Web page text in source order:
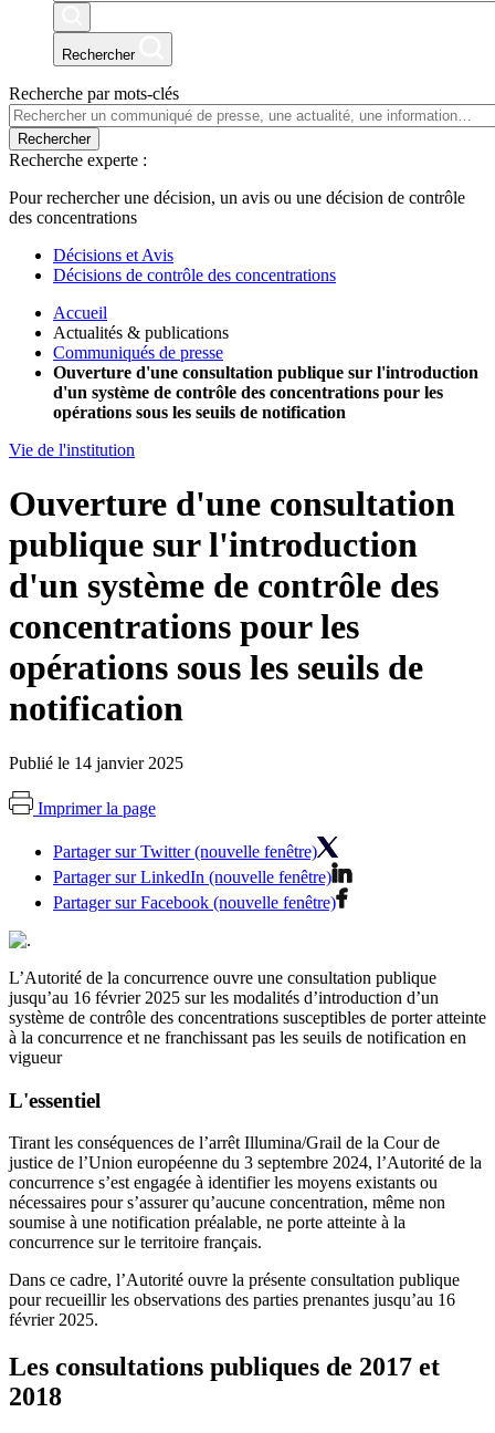
Rechercher
Recherche par mots-clés
Rechercher
Recherche experte :
Pour rechercher une décision, un avis ou une décision de contrôle
des concentrations
Décisions et Avis
Décisions de contrôle des concentrations
Accueil
Actualités & publications
Communiqués de presse
Ouverture d'une consultation publique sur l'introduction
d'un système de contrôle des concentrations pour les
opérations sous les seuils de notification
Vie de l'institution
Ouverture d'une consultation
publique sur l'introduction
d'un système de contrôle des
concentrations pour les
opérations sous les seuils de
notification
Publié le 14 janvier 2025
Imprimer la page
Partager sur Twitter (nouvelle fenêtre)
Partager sur LinkedIn (nouvelle fenêtre)
Partager sur Facebook (nouvelle fenêtre)
L’Autorité de la concurrence ouvre une consultation publique
jusqu’au 16 février 2025 sur les modalités d’introduction d’un
système de contrôle des concentrations susceptibles de porter atteinte
à la concurrence et ne franchissant pas les seuils de notification en
vigueur
L'essentiel
Tirant les conséquences de l’arrêt Illumina/Grail de la Cour de
justice de l’Union européenne du 3 septembre 2024, l’Autorité de la
concurrence s’est engagée à identifier les moyens existants ou
nécessaires pour s’assurer qu’aucune concentration, même non
soumise à une notification préalable, ne porte atteinte à la
concurrence sur le territoire français.
Dans ce cadre, l’Autorité ouvre la présente consultation publique
pour recueillir les observations des parties prenantes jusqu’au 16
février 2025.
Les consultations publiques de 2017 et
2018